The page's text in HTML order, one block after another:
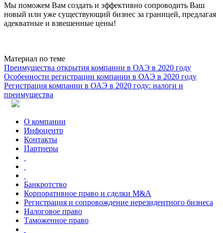
Мы поможем Вам создать и эффективно сопроводить Ваш
новый или уже существующий бизнес за границей, предлагая
адекватные и взвешенные цены!
Absoluteодна из ведущих компаний Юго-Восточного региона
Украины с более чем 10-летним опытом.
В каких сферах наша компания предоставляет юридические
услуги ?
Работаем в сфере хозяйственного, корпоративного,
инвестиционного,
права.
Какие компании находятся в списке наших партеров ?
В списке партнеров такие компании: OTP банк; ПУМБ; UESF;
ЮЖМАШ; Nemiroff.
Какой залог успешной работы в юридической сфере ?
Залог успешной работы: Высокий профессионализм;
Персональный подход; Полная конфиденциальность; Работа
на результат.
Материал по теме
Преимущества открытия компании в ОАЭ в 2020 году
Особенности регистрации компании в ОАЭ в 2020 году
Регистрация компании в ОАЭ в 2020 году: налоги и
преимущества
О компании
Инфоцентр
Контакты
Партнеры
Банкротство
Корпоративное право и сделки M&A
Регистрация и сопровождение нерезидентного бизнеса
Налоговое право
Таможенное право